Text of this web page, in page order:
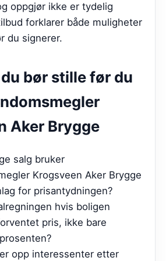
oppgjør ikke er tydelig
forklarer både muligheter
du signerer.
bør stille før du
Aker Brygge
salg bruker
Krogsveen Aker Brygge
for prisantydningen?
hvis boligen
pris, ikke bare
opp interessenter etter